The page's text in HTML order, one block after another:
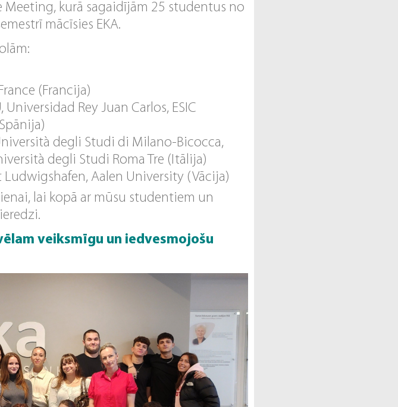
Meeting, kurā sagaidījām 25 studentus no
mācīsies EKA.
(Francija)
Rey Juan Carlos, ESIC
degli Studi di Milano-Bicocca,
degli Studi Roma Tre (Itālija)
Aalen University (Vācija)
lai kopā ar mūsu studentiem un
veiksmīgu un iedvesmojošu